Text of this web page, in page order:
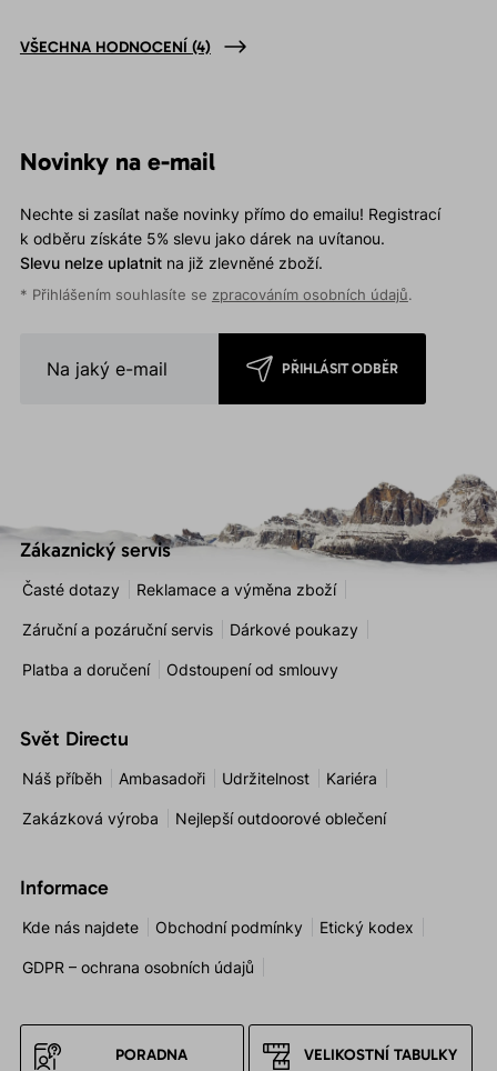
VŠECHNA HODNOCENÍ (4)
Novinky na e-mail
Nechte si zasílat naše novinky přímo do emailu! Registrací
k odběru získáte 5% slevu jako dárek na uvítanou.
Slevu nelze uplatnitna již zlevněné zboží.
* Přihlášením souhlasíte se zpracováním osobních údajů.
PŘIHLÁSIT ODBĚR
Zákaznický servis
Časté dotazy Reklamace a výměna zboží
Záruční a pozáruční servis Dárkové poukazy
Platba a doručení Odstoupení od smlouvy
Svět Directu
Náš příběh Ambasadoři Udržitelnost Kariéra
Zakázková výroba Nejlepší outdoorové oblečení
Informace
Kde nás najdete Obchodní podmínky Etický kodex
GDPR – ochrana osobních údajů
PORADNA VELIKOSTNÍ TABULKY